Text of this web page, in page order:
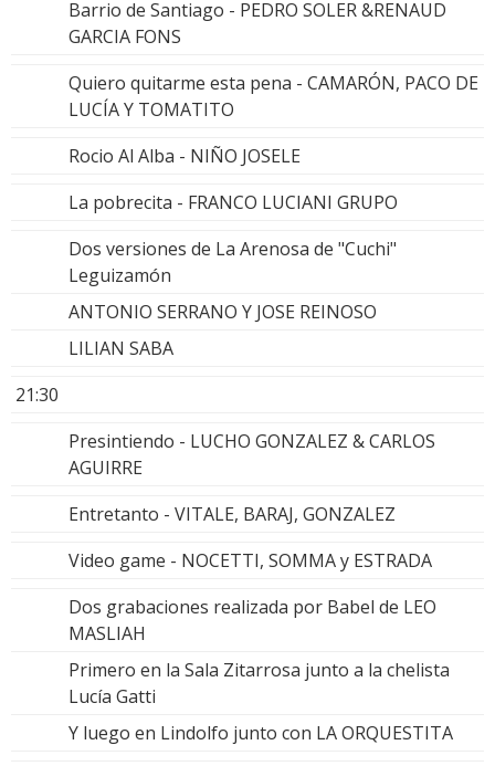
Barrio de Santiago - PEDRO SOLER &RENAUD
GARCIA FONS
Quiero quitarme esta pena - CAMARÓN, PACO DE
LUCÍA Y TOMATITO
Rocio Al Alba - NIÑO JOSELE
La pobrecita - FRANCO LUCIANI GRUPO
Dos versiones de La Arenosa de "Cuchi"
Leguizamón
ANTONIO SERRANO Y JOSE REINOSO
LILIAN SABA
21:30
Presintiendo - LUCHO GONZALEZ & CARLOS
AGUIRRE
Entretanto - VITALE, BARAJ, GONZALEZ
Video game - NOCETTI, SOMMA y ESTRADA
Dos grabaciones realizada por Babel de LEO
MASLIAH
Primero en la Sala Zitarrosa junto a la chelista
Lucía Gatti
Y luego en Lindolfo junto con LA ORQUESTITA